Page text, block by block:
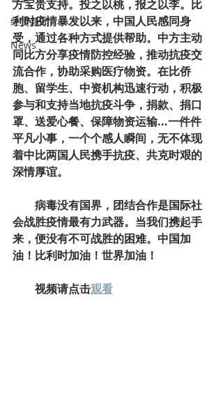
经贸新闻
News
方宝贵支持。投之以桃，报之以李。比
利时疫情暴发以来，中国人民感同身
受，通过各种方式提供帮助。中方主动
同比方分享疫情防控经验，推动抗疫交
流合作，协助采购医疗物资。在比侨
胞、留学生、中资机构迅速行动，积极
参与和支持当地抗疫斗争，捐款、捐口
罩、送爱心餐、保障物资运输...一件件
平凡小事，一个个感人瞬间，无不体现
着中比两国人民携手抗疫、共克时艰的
深情厚谊。
病毒没有国界，团结合作是国际社
会战胜疫情最有力武器。当我们携起手
来，便没有不可战胜的困难。中国加
油！比利时加油！世界加油！
        视频请点击
观看